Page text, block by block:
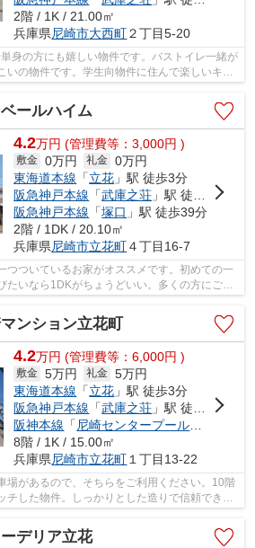
2階 / 1K / 21.00㎡
兵庫県尼崎市大西町２丁目5-20
身の方にも嬉しい物件です。バストイレ一緒が
いの物件です。学生向物件に住んで楽しいキャ
ールハイム
4.2万円 (管理費等：3,000円 )
敷金 0万円 礼金 0万円
東海道本線 「立花 」駅 徒歩3分
阪急神戸本線 「武庫之荘 」駅 徒歩22分
阪急神戸本線 「塚口 」駅 徒歩39分
2階 / 1DK / 20.10㎡
兵庫県尼崎市立花町４丁目16-7
つついているお家がオススメです。初めての一
たいなら1DKがちょうどいい。多くの方にご好
ロ円の一押しのお部屋で...
ンション立花町
4.2万円 (管理費等：6,000円 )
敷金 5万円 礼金 5万円
東海道本線 「立花 」駅 徒歩3分
阪急神戸本線 「武庫之荘 」駅 徒歩25分
阪神本線 「 尼崎センタープール前
8階 / 1K / 15.00㎡
兵庫県尼崎市立花町 １丁目13-22
場があるので、そちらをご利用ください。10階
チした物件。しっかりとした造りで信頼できる
マンションタイプの物...
デリア立花